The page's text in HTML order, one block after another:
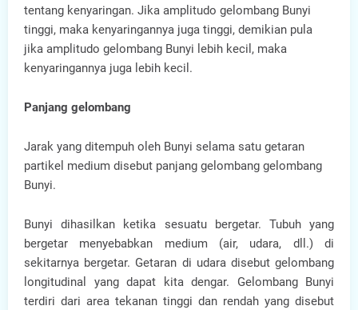
tentang kenyaringan. Jika amplitudo gelombang Bunyi
tinggi, maka kenyaringannya juga tinggi, demikian pula
jika amplitudo gelombang Bunyi lebih kecil, maka
kenyaringannya juga lebih kecil.
Panjang gelombang
Jarak yang ditempuh oleh Bunyi selama satu getaran
partikel medium disebut panjang gelombang gelombang
Bunyi.
Bunyi dihasilkan ketika sesuatu bergetar. Tubuh yang
bergetar menyebabkan medium (air, udara, dll.) di
sekitarnya bergetar. Getaran di udara disebut gelombang
longitudinal yang dapat kita dengar. Gelombang Bunyi
terdiri dari area tekanan tinggi dan rendah yang disebut